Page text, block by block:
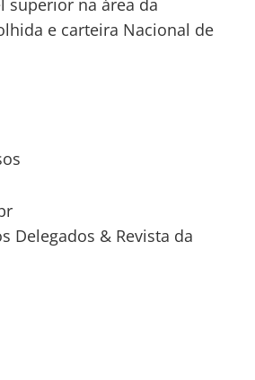
e carteira Nacional de
Delegados & Revista da